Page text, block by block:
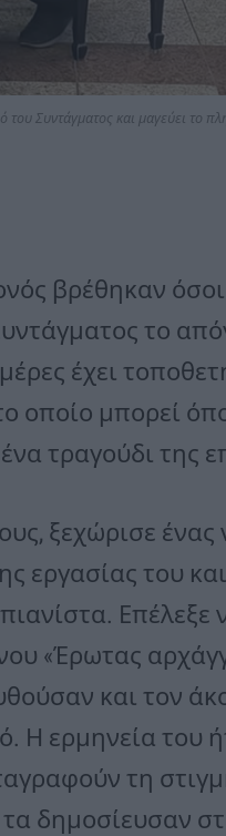
Συντάγματος και μαγεύει το
βρέθηκαν
το
έχει
οποίο μπορεί
τραγούδι της
ξεχώρισε ένας
εργασίας του
Επέλεξε
«Έρωτας
και τον
Η ερμηνεία του
τη
δημοσίευσαν